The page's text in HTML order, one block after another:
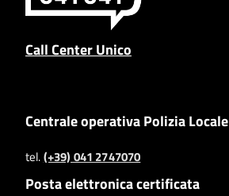
Call Center Unico
Centrale operativa Polizia Locale
tel.(+39) 041 2747070
Posta elettronica certificata